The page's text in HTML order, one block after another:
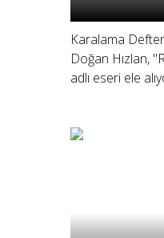
Karalama
Doğan Hızlan,
adlı eseri ele